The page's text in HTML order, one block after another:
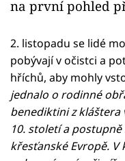
na první pohled
2. listopadu se lidé
pobývají v očistci a
hříchů, aby mohly
jednalo o rodinné
benediktini z kláštera
10. století a
křesťanské Evropě. V